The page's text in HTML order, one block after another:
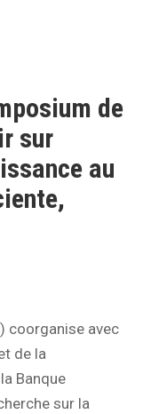
de
sur
au
coorganise avec
de la
Banque
sur la